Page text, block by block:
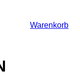
Warenkorb